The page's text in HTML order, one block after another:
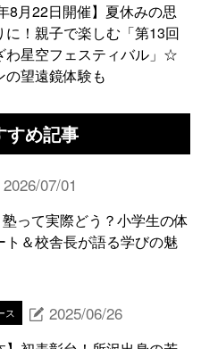
8月22日開催】夏休みの思
に！親子で楽しむ「第13回
わ星空フェスティバル」☆
の望遠鏡体験も
すめ記事
2026/07/01
って実際どう？小学生の体
ト＆校舎長が語る学びの魅
ス 2025/06/26